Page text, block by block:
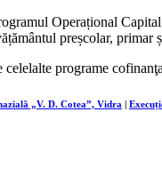
Operațional
preșcolar,
programe
„V. D. Cotea”, Vidra |